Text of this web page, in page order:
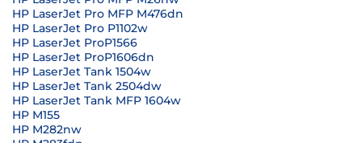
HP LaserJet Pro MFP M476dn
HP LaserJet Pro P1102w
HP LaserJet ProP1566
HP LaserJet ProP1606dn
HP LaserJet Tank 1504w
HP LaserJet Tank 2504dw
HP LaserJet Tank MFP 1604w
HP M155
HP M282nw